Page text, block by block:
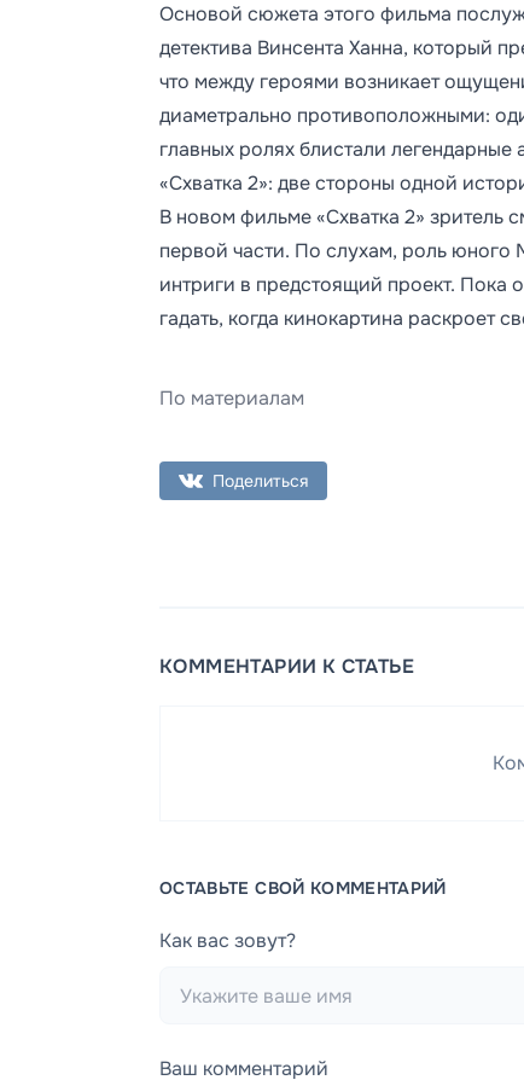
Основой сюжета этого фильма
детектива Винсента Ханна, который
что между героями возникает
диаметрально противоположными:
главных ролях блистали
«Схватка 2»: две стороны одной
В новом фильме «Схватка 2» зритель
первой части. По слухам, роль юного
интриги в предстоящий проект. Пока
гадать, когда кинокартина раскроет
По материалам
Поделиться
КОММЕНТАРИИ К СТАТЬЕ
ОСТАВЬТЕ СВОЙ КОММЕНТАРИЙ
Как вас зовут?
Ваш комментарий